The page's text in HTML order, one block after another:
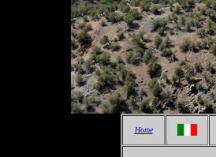
Home